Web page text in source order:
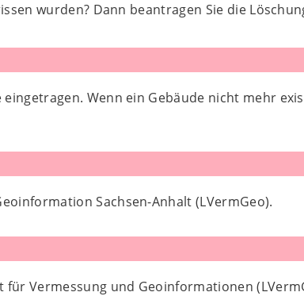
wurden? Dann beantragen Sie die
Wenn ein Gebäude nicht mehr
Sachsen-Anhalt (LVermGeo).
Vermessung und Geoinformationen